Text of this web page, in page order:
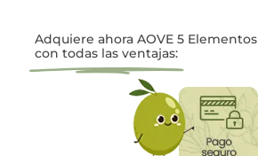
Adquiere ahora AOVE 5 Elementos
con todas las ventajas: